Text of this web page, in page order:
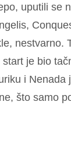
uputili se
nestvarno.
je bio
i Nenada
što samo